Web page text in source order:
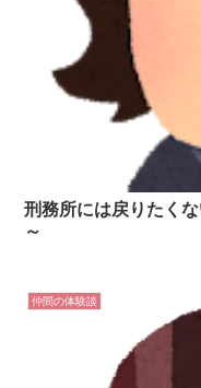
刑務所には戻りたく
～
仲間の体験談